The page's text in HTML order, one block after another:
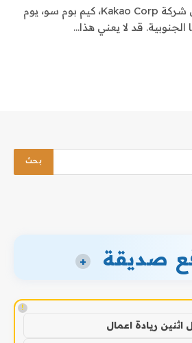
تم القبض على مؤسس شركة Kakao Corp، كيم بوم سو، يوم
الجنوبية. قد لا يعني هذا…
صديقة +
!
اثنين ريادة اعمال